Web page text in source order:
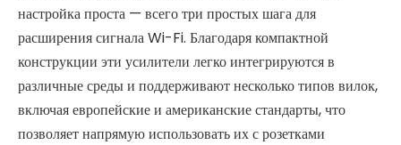
настройка проста — всего три простых шага для
расширения сигнала Wi-Fi. Благодаря компактной
конструкции эти усилители легко интегрируются в
различные среды и поддерживают несколько типов вилок,
включая европейские и американские стандарты, что
позволяет напрямую использовать их с розетками